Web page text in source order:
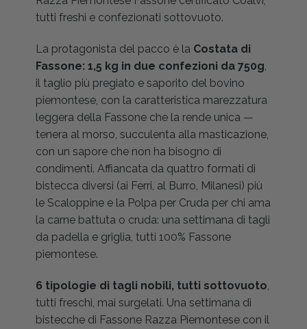
tutti freshi e confezionati sottovuoto.
La protagonista del pacco è la Costata di
Fassone: 1,5 kg in due confezioni da 750g
il taglio più pregiato e saporito del bovino
piemontese, con la caratteristica marezzatura
leggera della Fassone che la rende unica —
tenera al morso, succulenta alla masticazione,
con un sapore che non ha bisogno di
condimenti. Affiancata da quattro formati di
bistecca diversi (ai Ferri, al Burro, Milanesi) più
le Scaloppine e la Polpa per Cruda per chi ama
la carne battuta o cruda: una settimana di tagli
da padella e griglia, tutti 100% Fassone
piemontese.
6 tipologie di tagli nobili, tutti sottovuoto
tutti freschi, mai surgelati. Una settimana di
bistecche di Fassone Razza Piemontese con il